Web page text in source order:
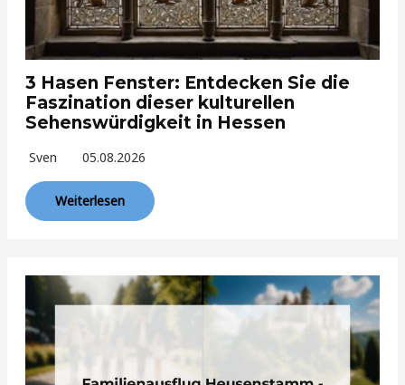
3 Hasen Fenster: Entdecken Sie die
Faszination dieser kulturellen
Sehenswürdigkeit in Hessen
Sven 05.08.2026
Weiterlesen